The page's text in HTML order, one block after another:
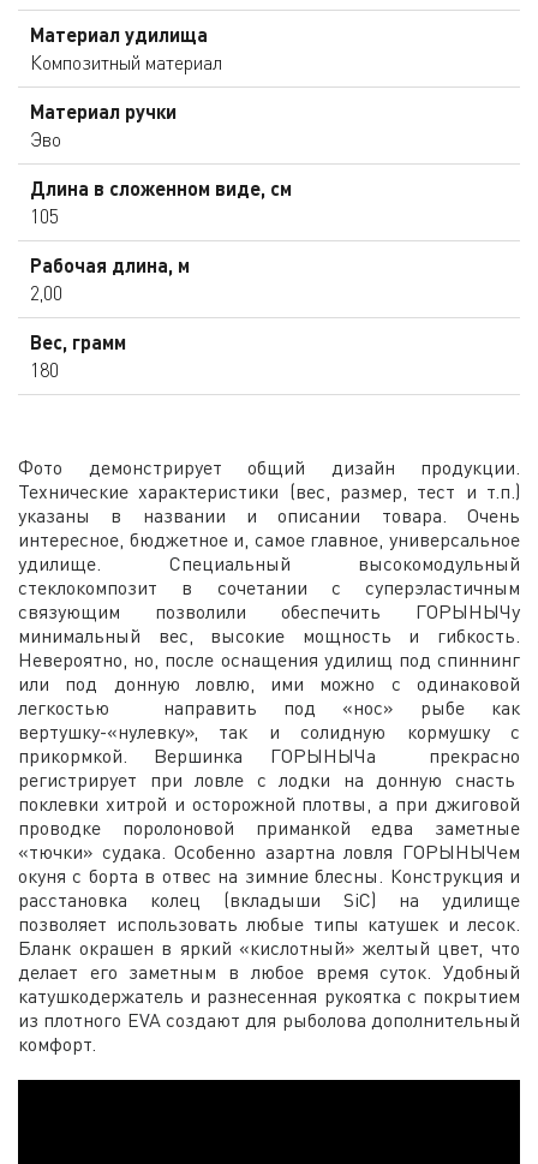
Материал удилища
Композитный материал
Материал ручки
Эво
Длина в сложенном виде, см
105
Рабочая длина, м
2,00
Вес, грамм
180
Фото демонстрирует общий дизайн продукции.
Технические характеристики (вес, размер, тест и т.п.)
указаны в названии и описании товара. Очень
интересное, бюджетное и, самое главное, универсальное
удилище. Специальный высокомодульный
стеклокомпозит в сочетании с суперэластичным
связующим позволили обеспечить ГОРЫНЫЧу
минимальный вес, высокие мощность и гибкость.
Невероятно, но, после оснащения удилищ под спиннинг
или под донную ловлю, ими можно с одинаковой
легкостью направить под «нос» рыбе как
вертушку-«нулевку», так и солидную кормушку с
прикормкой. Вершинка ГОРЫНЫЧа прекрасно
регистрирует при ловле с лодки на донную снасть
поклевки хитрой и осторожной плотвы, а при джиговой
проводке поролоновой приманкой едва заметные
«тючки» судака. Особенно азартна ловля ГОРЫНЫЧем
окуня с борта в отвес на зимние блесны. Конструкция и
расстановка колец (вкладыши SiC) на удилище
позволяет использовать любые типы катушек и лесок.
Бланк окрашен в яркий «кислотный» желтый цвет, что
делает его заметным в любое время суток. Удобный
катушкодержатель и разнесенная рукоятка с покрытием
из плотного EVA создают для рыболова дополнительный
комфорт.